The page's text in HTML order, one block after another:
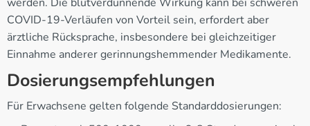
COVID-19-Verläufen von Vorteil sein, erfordert aber
ärztliche Rücksprache, insbesondere bei gleichzeitiger
Einnahme anderer gerinnungshemmender Medikamente.
Dosierungsempfehlungen
Für Erwachsene gelten folgende Standarddosierungen: